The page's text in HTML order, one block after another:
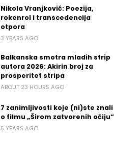
Nikola Vranjković: Poezija,
rokenrol i transcedencija
otpora
3 YEARS AGO
Balkanska smotra mladih strip
autora 2026: Akirin broj za
prosperitet stripa
ABOUT 23 HOURS AGO
7 zanimljivosti koje (ni)ste znali
o filmu „Širom zatvorenih očiju“
5 YEARS AGO